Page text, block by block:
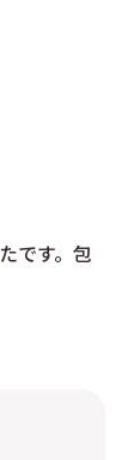
です。包